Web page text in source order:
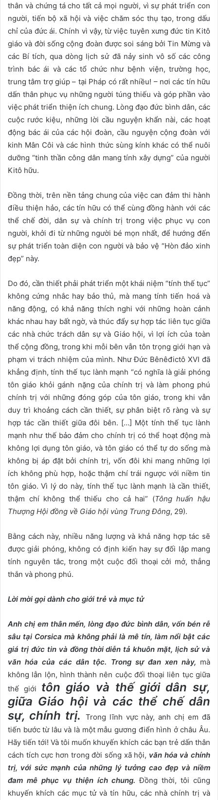
thân và chứng tá cho tất cả mọi người, vì sự phát triển con
người, tiến bộ xã hội và việc chăm sóc thụ tạo, trong dấu
chỉ của đức ái. Chính vì vậy, từ việc tuyên xưng đức tin Kitô
giáo và đời sống cộng đoàn được soi sáng bởi Tin Mừng và
các Bí tích, qua dòng lịch sử đã nảy sinh vô số các công
trình bác ái và các tổ chức như bệnh viện, trường học,
trung tâm trợ giúp – tại Pháp có rất nhiều! – nơi các tín hữu
dấn thân phục vụ những người túng thiếu và góp phần vào
việc phát triển thiện ích chung. Lòng đạo đức bình dân, các
cuộc rước kiệu, những lời cầu nguyện khẩn nài, các hoạt
động bác ái của các hội đoàn, cầu nguyện cộng đoàn với
kinh Mân Côi và các hình thức sùng kính khác có thể nuôi
dưỡng “tinh thần công dân mang tính xây dựng” của người
Kitô hữu.
Đồng thời, trên nền tảng chung của việc can đảm thi hành
điều thiện hảo, các tín hữu có thể cùng đồng hành với các
thể chế đời, dân sự và chính trị trong việc phục vụ con
người, khởi đi từ những người bé mọn nhất, để hướng đến
sự phát triển toàn diện con người và bảo vệ “Hòn đảo xinh
đẹp” này.
Do đó, cần thiết phải phát triển một khái niệm “tính thế tục”
không cứng nhắc hay bảo thủ, mà mang tính tiến hoá và
năng động, có khả năng thích nghi với những hoàn cảnh
khác nhau hay bất ngờ, và thúc đẩy sự hợp tác liên tục giữa
các nhà chức trách dân sự và Giáo hội, vì lợi ích của toàn
thể cộng đồng, trong khi mỗi bên vẫn tôn trọng giới hạn và
phạm vi trách nhiệm của mình. Như Đức Bênêđictô XVI đã
khẳng định, tính thế tục lành mạnh “có nghĩa là giải phóng
tôn giáo khỏi gánh nặng của chính trị và làm phong phú
chính trị với những đóng góp của tôn giáo, trong khi vẫn
duy trì khoảng cách cần thiết, sự phân biệt rõ ràng và sự
hợp tác cần thiết giữa đôi bên. […] Một tính thế tục lành
mạnh như thế bảo đảm cho chính trị có thể hoạt động mà
không lợi dụng tôn giáo, và tôn giáo có thể tự do sống mà
không bị áp đặt bởi chính trị, vốn đôi khi mang những lợi
ích không phù hợp, hoặc thậm chí trái ngược với niềm tin
tôn giáo. Vì lý do này, tính thế tục lành mạnh là cần thiết,
thậm chí không thể thiếu cho cả hai” (Tông huấn hậu
Thượng Hội đồng về Giáo hội vùng Trung Đông, 29).
Bằng cách này, nhiều năng lượng và khả năng hợp tác sẽ
được giải phóng, không có định kiến hay sự đối lập mang
tính nguyên tắc, trong một cuộc đối thoại cởi mở, thẳng
thắn và phong phú.
Lời mời gọi dành cho giới trẻ và mục tử
Anh chị em thân mến, lòng đạo đức bình dân, vốn bén rễ
sâu tại Corsica mà không phải là mê tín, làm nổi bật các
giá trị đức tin và đồng thời diễn tả khuôn mặt, lịch sử và
văn hóa của các dân tộc. Trong sự đan xen này, mà
không lẫn lộn, hình thành nên cuộc đối thoại liên tục giữa
thế giới tôn giáo và thế giới dân sự,
giữa Giáo hội và các thể chế dân
sự, chính trị.
Trong lĩnh vực này, anh chị em đã
tiến bước từ lâu và là một mẫu gương điển hình ở châu Âu.
Hãy tiến tới! Và tôi muốn khuyến khích các bạn trẻ dấn thân
cách tích cực hơn trong đời sống xã hội, văn hóa và chính
trị, với sức mạnh của những lý tưởng cao đẹp và niềm
đam mê phục vụ thiện ích chung. Đồng thời, tôi cũng
khuyến khích các mục tử và tín hữu, các nhà chính trị và